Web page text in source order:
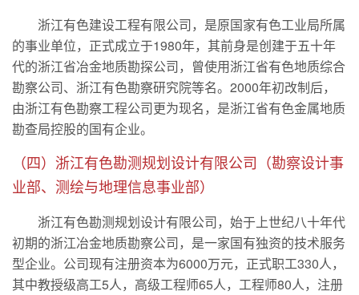
浙江有色建设工程有限公司，是原国家有色工业局所属
的事业单位，正式成立于1980年，其前身是创建于五十年
代的浙江省冶金地质勘探公司，曾使用浙江省有色地质综合
勘察公司、浙江有色勘察研究院等名。2000年初改制后，
由浙江有色勘察工程公司更为现名，是浙江省有色金属地质
勘查局控股的国有企业。
（四）浙江有色勘测规划设计有限公司（勘察设计事
业部、测绘与地理信息事业部）
浙江有色勘测规划设计有限公司，始于上世纪八十年代
初期的浙江冶金地质勘察公司，是一家国有独资的技术服务
型企业。公司现有注册资本为6000万元，正式职工330人，
其中教授级高工5人，高级工程师65人，工程师80人，注册